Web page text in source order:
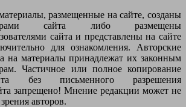
размещенные на сайте, созданы
сайта либо размещены
сайта и представлены на сайте
для ознакомления. Авторские
на материалы принадлежат их законным
Частичное или полное копирование
без письменного разрешения
запрещено! Мнение редакции может не
авторов.